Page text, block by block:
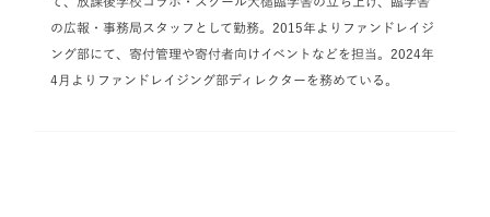
の広報・事務局スタッフとして勤務。2015年よりファンドレイジ
ング部にて、寄付管理や寄付者向けイベントなどを担当。2024年
4月よりファンドレイジング部ディレクターを務めている。